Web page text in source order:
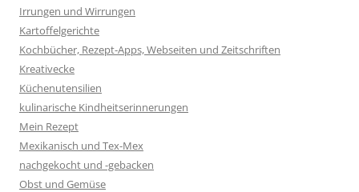
Irrungen und Wirrungen
Kartoffelgerichte
Kochbücher, Rezept-Apps, Webseiten und Zeitschriften
Kreativecke
Küchenutensilien
kulinarische Kindheitserinnerungen
Mein Rezept
Mexikanisch und Tex-Mex
nachgekocht und -gebacken
Obst und Gemüse